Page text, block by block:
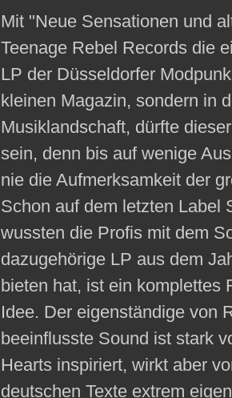
Mit "Neue Sensationen und
Teenage Rebel Records die
LP der Düsseldorfer
kleinen Magazin, sondern in
Musiklandschaft, dürfte
sein, denn bis auf wenige
nie die Aufmerksamkeit der
Schon auf dem letzten Label
wussten die Profis mit dem
dazugehörige LP aus dem
bieten hat, ist ein komplettes
Idee. Der eigenständige von
beeinflusste Sound ist stark
Hearts inspiriert, wirkt aber
deutschen Texte extrem